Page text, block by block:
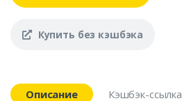
Купить без кэшбэка
Описание
Кэшбэк-ссылка